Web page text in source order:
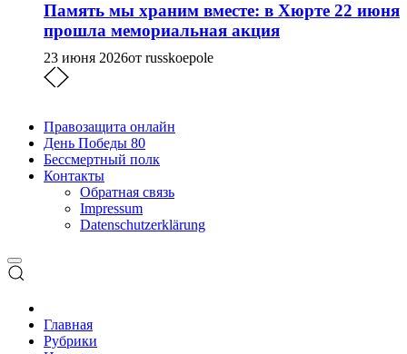
Память мы храним вместе: в Хюрте 22 июня
прошла мемориальная акция
23 июня 2026от russkoepole
Правозащита онлайн
День Победы 80
Бессмертный полк
Контакты
Обратная связь
Impressum
Datenschutzerklärung
Главная
Рубрики